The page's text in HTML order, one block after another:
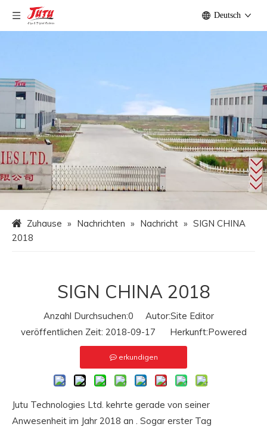
Deutsch
Zuhause » Nachrichten » Nachricht » SIGN CHINA
2018
SIGN CHINA 2018
Anzahl Durchsuchen:0 Autor:Site Editor
veröffentlichen Zeit: 2018-09-17 Herkunft:Powered
erkundigen
Jutu Technologies Ltd. kehrte gerade von seiner
Anwesenheit im Jahr 2018 an . Sogar erster Tag